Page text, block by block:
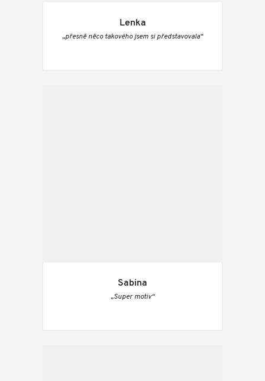
Lenka
„přesně něco takového jsem si představovala“
Sabina
„Super motiv“